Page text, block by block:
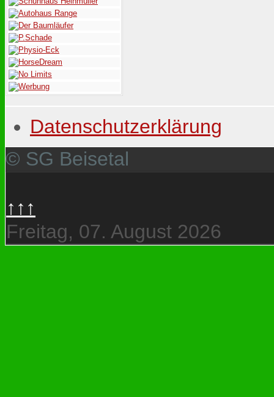
Datenschutzerklärung
© SG Beisetal
↑↑↑
Freitag, 07. August 2026